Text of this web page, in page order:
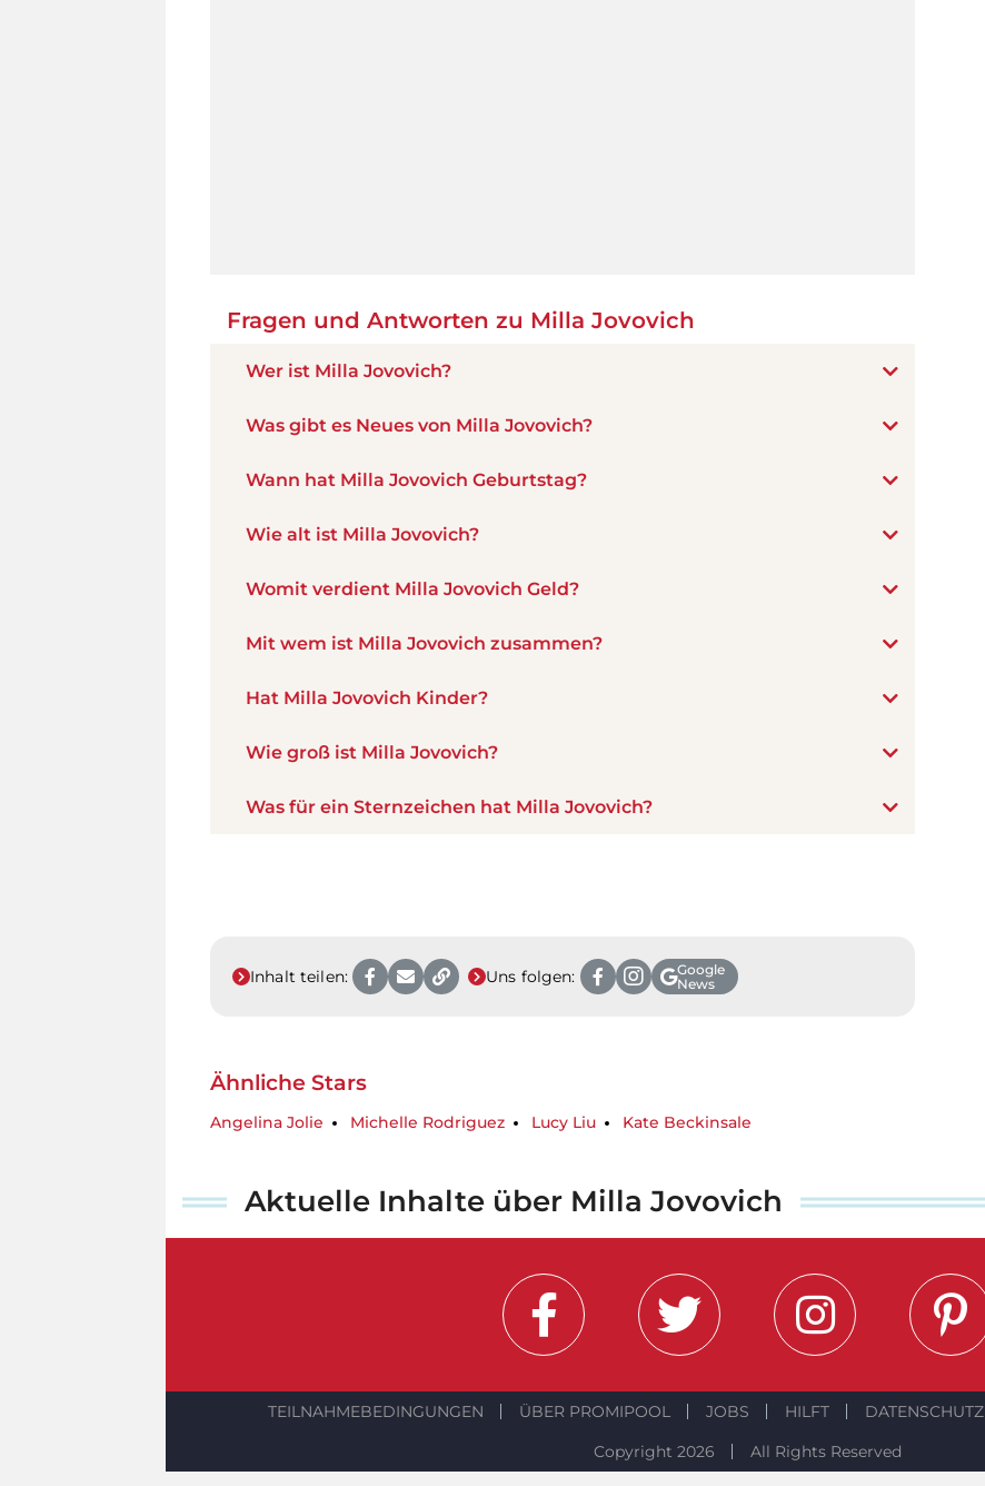
Fragen und Antworten zu Milla Jovovich
Wer ist Milla Jovovich?
Was gibt es Neues von Milla Jovovich?
Wann hat Milla Jovovich Geburtstag?
Wie alt ist Milla Jovovich?
Womit verdient Milla Jovovich Geld?
Mit wem ist Milla Jovovich zusammen?
Hat Milla Jovovich Kinder?
Wie groß ist Milla Jovovich?
Was für ein Sternzeichen hat Milla Jovovich?
Inhalt teilen: Uns folgen:
Google
News
Ähnliche Stars
Angelina Jolie Michelle Rodriguez Lucy Liu Kate Beckinsale
Aktuelle Inhalte über Milla Jovovich
TEILNAHMEBEDINGUNGEN ÜBER PROMIPOOL JOBS HILFT DATENSCHUTZ
Copyright 2026
All Rights Reserved